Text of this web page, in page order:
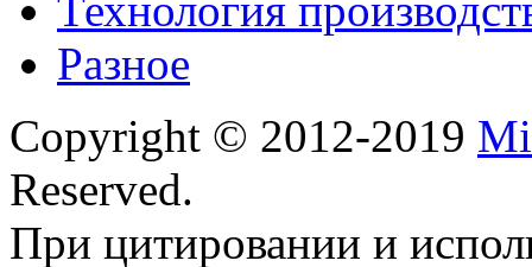
Разное
Copyright © 2012-2019
Reserved.
При цитировании и